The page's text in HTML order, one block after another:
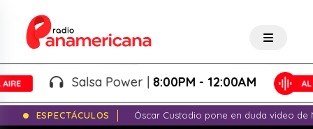
Salsa Power |8:00PM - 12:00AM
ESPECTÁCULOS
Óscar Custodio pone en duda video de